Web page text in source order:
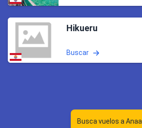
Hikueru
Buscar
Busca vuelos a Anaa